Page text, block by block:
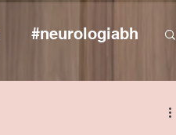
#neurologiabh